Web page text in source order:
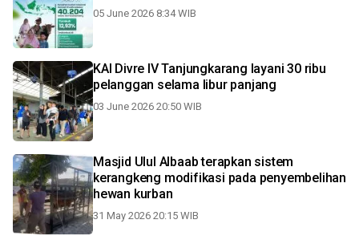
05 June 2026 8:34 WIB
KAI Divre IV Tanjungkarang layani 30 ribu
pelanggan selama libur panjang
03 June 2026 20:50 WIB
Masjid Ulul Albaab terapkan sistem
kerangkeng modifikasi pada penyembelihan
hewan kurban
31 May 2026 20:15 WIB